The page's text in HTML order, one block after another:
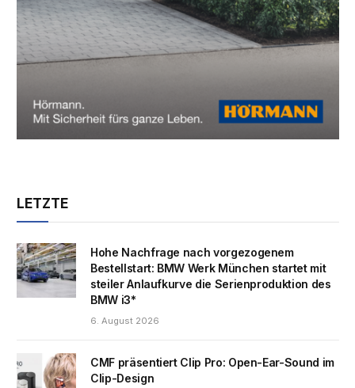
LETZTE
Hohe Nachfrage nach vorgezogenem
Bestellstart: BMW Werk München startet mit
steiler Anlaufkurve die Serienproduktion des
BMW i3*
6. August 2026
CMF präsentiert Clip Pro: Open-Ear-Sound im
Clip-Design